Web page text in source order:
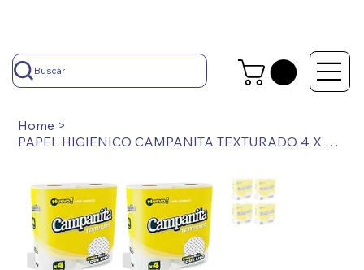
Buscar
Home >
PAPEL HIGIENICO CAMPANITA TEXTURADO 4 X 30 MTS BOLSON X 12 PAQUETES